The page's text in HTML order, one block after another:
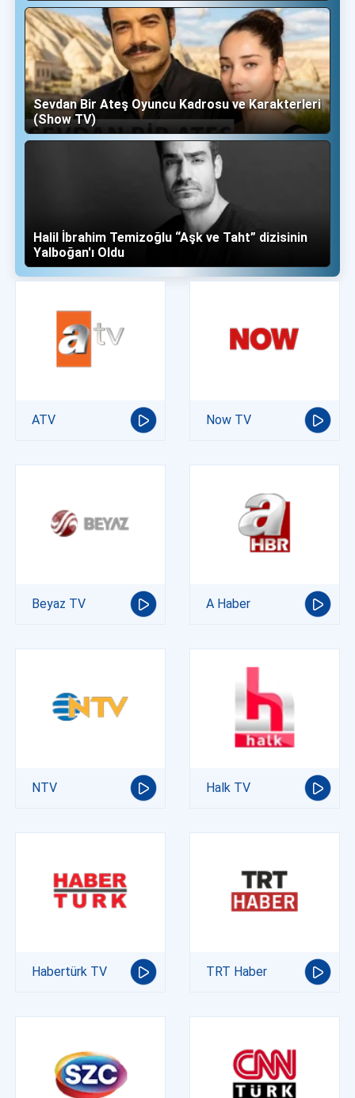
Sevdan Bir Ateş Oyuncu Kadrosu ve Karakterleri
(Show TV)
Halil İbrahim Temizoğlu “Aşk ve Taht” dizisinin
Yalboğan'ı Oldu
ATV Now TV
Beyaz TV A Haber
NTV Halk TV
Habertürk TV TRT Haber